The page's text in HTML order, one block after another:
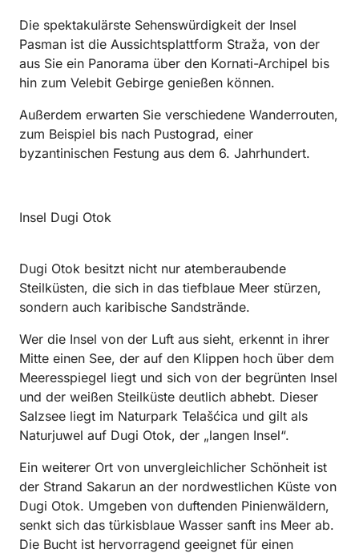
Die spektakulärste Sehenswürdigkeit der Insel
Pasman ist die Aussichtsplattform Straža, von der
aus Sie ein Panorama über den Kornati-Archipel bis
hin zum Velebit Gebirge genießen können.
Außerdem erwarten Sie verschiedene Wanderrouten,
zum Beispiel bis nach Pustograd, einer
byzantinischen Festung aus dem 6. Jahrhundert.
Insel Dugi Otok
Dugi Otok besitzt nicht nur atemberaubende
Steilküsten, die sich in das tiefblaue Meer stürzen,
sondern auch karibische Sandstrände.
Wer die Insel von der Luft aus sieht, erkennt in ihrer
Mitte einen See, der auf den Klippen hoch über dem
Meeresspiegel liegt und sich von der begrünten Insel
und der weißen Steilküste deutlich abhebt. Dieser
Salzsee liegt im Naturpark Telašćica und gilt als
Naturjuwel auf Dugi Otok, der „langen Insel“.
Ein weiterer Ort von unvergleichlicher Schönheit ist
der Strand Sakarun an der nordwestlichen Küste von
Dugi Otok. Umgeben von duftenden Pinienwäldern,
senkt sich das türkisblaue Wasser sanft ins Meer ab.
Die Bucht ist hervorragend geeignet für einen